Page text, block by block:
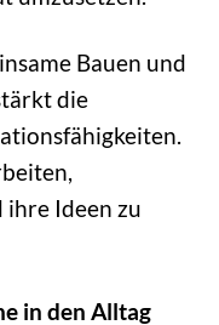
Bauen und
die
ihre Ideen zu
in den Alltag